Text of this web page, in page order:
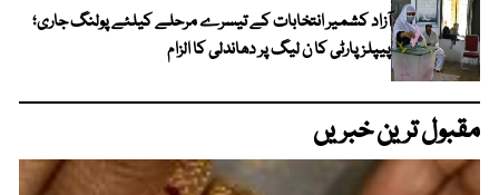
آزاد کشمیر انتخابات کے تیسرے مرحلے کیلئے پولنگ جاری؛
پیپلز پارٹی کا ن لیگ پر دھاندلی کا الزام
مقبول ترین خبریں